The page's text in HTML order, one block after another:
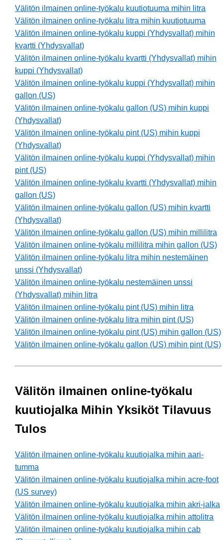
Välitön ilmainen online-työkalu kuutiotuuma mihin litra
Välitön ilmainen online-työkalu litra mihin kuutiotuuma
Välitön ilmainen online-työkalu kuppi (Yhdysvallat) mihin
kvartti (Yhdysvallat)
Välitön ilmainen online-työkalu kvartti (Yhdysvallat) mihin
kuppi (Yhdysvallat)
Välitön ilmainen online-työkalu kuppi (Yhdysvallat) mihin
gallon (US)
Välitön ilmainen online-työkalu gallon (US) mihin kuppi
(Yhdysvallat)
Välitön ilmainen online-työkalu pint (US) mihin kuppi
(Yhdysvallat)
Välitön ilmainen online-työkalu kuppi (Yhdysvallat) mihin
pint (US)
Välitön ilmainen online-työkalu kvartti (Yhdysvallat) mihin
gallon (US)
Välitön ilmainen online-työkalu gallon (US) mihin kvartti
(Yhdysvallat)
Välitön ilmainen online-työkalu gallon (US) mihin millilitra
Välitön ilmainen online-työkalu millilitra mihin gallon (US)
Välitön ilmainen online-työkalu litra mihin nestemäinen
unssi (Yhdysvallat)
Välitön ilmainen online-työkalu nestemäinen unssi
(Yhdysvallat) mihin litra
Välitön ilmainen online-työkalu pint (US) mihin litra
Välitön ilmainen online-työkalu litra mihin pint (US)
Välitön ilmainen online-työkalu pint (US) mihin gallon (US)
Välitön ilmainen online-työkalu gallon (US) mihin pint (US)
Välitön ilmainen online-työkalu
kuutiojalka Mihin Yksiköt Tilavuus
Tulos
Välitön ilmainen online-työkalu kuutiojalka mihin aari-
tumma
Välitön ilmainen online-työkalu kuutiojalka mihin acre-foot
(US survey)
Välitön ilmainen online-työkalu kuutiojalka mihin akri-jalka
Välitön ilmainen online-työkalu kuutiojalka mihin attolitra
Välitön ilmainen online-työkalu kuutiojalka mihin cab